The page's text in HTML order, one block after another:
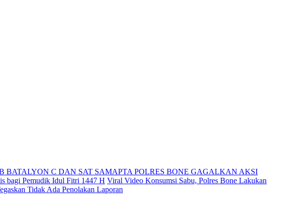
BATALYON C DAN SAT SAMAPTA POLRES BONE GAGALKAN AKSI
bagi Pemudik Idul Fitri 1447 H Viral Video Konsumsi Sabu, Polres Bone Lakukan
Tidak Ada Penolakan Laporan